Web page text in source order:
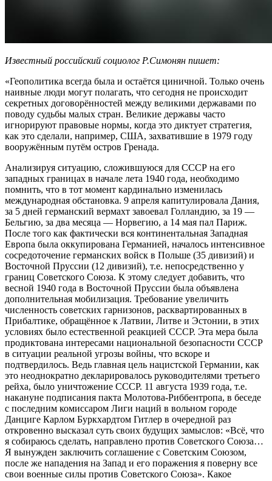
Известный российский социолог Р.Симонян пишет:
«Геополитика всегда была и остаётся циничной. Только очень
наивные люди могут полагать, что сегодня не происходит
секретных договорённостей между великими державами по
поводу судьбы малых стран. Великие державы часто
игнорируют правовые нормы, когда это диктует стратегия,
как это сделали, например, США, захватившие в 1979 году
вооружённым путём остров Гренада.
Анализируя ситуацию, сложившуюся для СССР на его
западных границах в начале лета 1940 года, необходимо
помнить, что в тот момент кардинально изменилась
международная обстановка. 9 апреля капитулировала Дания,
за 5 дней германский вермахт завоевал Голландию, за 19 —
Бельгию, за два месяца — Норвегию, а 14 мая пал Париж.
После того как фактически вся континентальная Западная
Европа была оккупирована Германией, началось интенсивное
сосредоточение германских войск в Польше (35 дивизий) и
Восточной Пруссии (12 дивизий), т.е. непосредственно у
границ Советского Союза. К этому следует добавить, что
весной 1940 года в Восточной Пруссии была объявлена
дополнительная мобилизация. Требование увеличить
численность советских гарнизонов, расквартированных в
Прибалтике, обращённое к Латвии, Литве и Эстонии, в этих
условиях было естественной реакцией СССР. Эта мера была
продиктована интересами национальной безопасности СССР
в ситуации реальной угрозы войны, что вскоре и
подтвердилось. Ведь главная цель нацистской Германии, как
это неоднократно декларировалось руководителями третьего
рейха, было уничтожение СССР. 11 августа 1939 года, т.е.
накануне подписания пакта Молотова-Риббентропа, в беседе
с последним комиссаром Лиги наций в вольном городе
Данциге Карлом Буркхардтом Гитлер в очередной раз
откровенно высказал суть своих будущих замыслов: «Всё, что
я собираюсь сделать, направлено против Советского Союза…
Я вынужден заключить соглашение с Советским Союзом,
после же нападения на Запад и его поражения я поверну все
свои военные силы против Советского Союза». Какое